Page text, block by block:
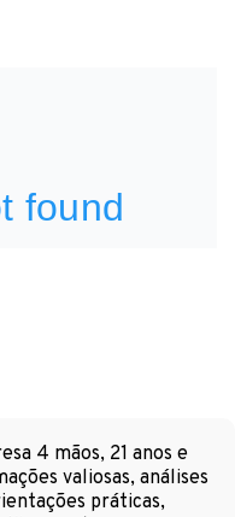
4 mãos, 21 anos e
valiosas, análises
práticas,